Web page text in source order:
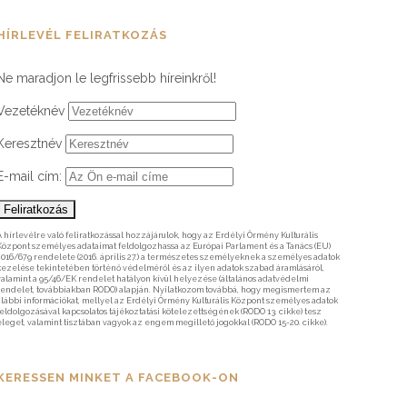
FELIRATKOZÁS
maradjon le legfrissebb híreinkről!
mail cím:
hírlevélre való feliratkozással hozzájárulok, hogy az Erdélyi Örmény Kulturális
személyes adataimat feldolgozhassa az Európai Parlament és a Tanács (EU)
679 rendelete (2016. április 27.) a természetes személyeknek a személyes adatok
tekintetében történő védelméről és az ilyen adatok szabad áramlásáról,
a 95/46/EK rendelet hatályon kívül helyezése (általános adatvédelmi
továbbiakban RODO) alapján. Nyilatkozom továbbá, hogy megismertem az
információkat, mellyel az Erdélyi Örmény Kulturális Központ személyes adatok
kapcsolatos tájékoztatási kötelezettségének (RODO 13. cikke) tesz
valamint tisztában vagyok az engem megillető jogokkal (RODO 15-20. cikke).
MINKET A FACEBOOK-ON